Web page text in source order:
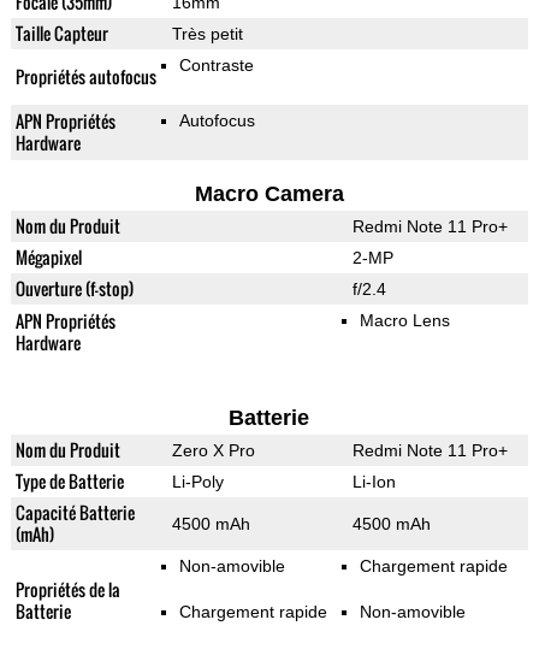
Taille Capteur Très petit
Propriétés autofocus Contraste
APN Propriétés
Hardware
Autofocus
Macro Camera
Nom du Produit Redmi Note 11 Pro+
Mégapixel 2-MP
Ouverture (f-stop) f/2.4
APN Propriétés
Hardware
Macro Lens
Batterie
Nom du Produit Zero X Pro Redmi Note 11 Pro+
Type de Batterie Li-Poly Li-Ion
Capacité Batterie
(mAh)
4500 mAh 4500 mAh
Propriétés de la
Batterie
Non-amovible
Chargement rapide
Chargement rapide
Non-amovible